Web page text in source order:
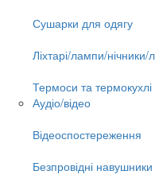
Сушарки для одягу
Ліхтарі/лампи/нічники/
Термоси та термокухлі
Аудіо/відео
Відеоспостереження
Безпровідні